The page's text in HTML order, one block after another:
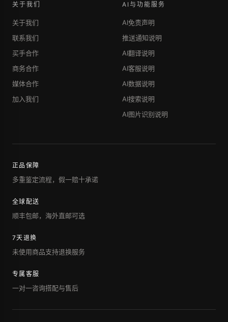
关于我们
关于我们
联系我们
买手合作
商务合作
媒体合作
加入我们
AI与功能服务
AI免责声明
推送通知说明
AI翻译说明
AI客服说明
AI数据说明
AI搜索说明
AI图片识别说明
正品保障
多重鉴定流程，假一赔十承诺
全球配送
顺丰包邮，海外直邮可选
7天退换
未使用商品支持退换服务
专属客服
一对一咨询搭配与售后